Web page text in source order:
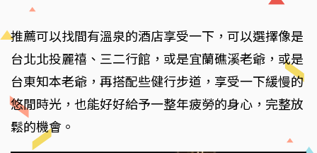
推薦可以找間有溫泉的酒店享受一下，可以選擇像是
台北北投麗禧、三二行館，或是宜蘭礁溪老爺，或是
台東知本老爺，再搭配些健行步道，享受一下緩慢的
悠閒時光，也能好好給予一整年疲勞的身心，完整放
鬆的機會。